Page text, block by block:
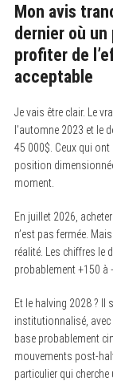
Mon avis
dernier où
profiter de
acceptable
Je vais être clair. Le
l’automne 2023 et le
45 000$. Ceux qui ont
position
moment.
En juillet 2026,
n’est pas fermée.
réalité. Les chiffres le
probablement +150 à
Et le halving 2028 ? Il
institutionnalisé, avec
base probablement
mouvements post-
particulier qui cherche